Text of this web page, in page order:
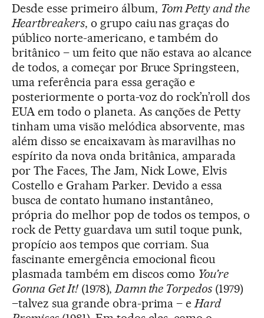
Desde esse primeiro álbum, Tom Petty and the
Heartbreakers, o grupo caiu nas graças do
público norte-americano, e também do
britânico – um feito que não estava ao alcance
de todos, a começar por Bruce Springsteen,
uma referência para essa geração e
posteriormente o porta-voz do rock’n’roll dos
EUA em todo o planeta. As canções de Petty
tinham uma visão melódica absorvente, mas
além disso se encaixavam às maravilhas no
espírito da nova onda britânica, amparada
por The Faces, The Jam, Nick Lowe, Elvis
Costello e Graham Parker. Devido a essa
busca de contato humano instantâneo,
própria do melhor pop de todos os tempos, o
rock de Petty guardava um sutil toque punk,
propício aos tempos que corriam. Sua
fascinante emergência emocional ficou
plasmada também em discos como You’re
Gonna Get It!(1978), Damn the Torpedos (1979)
–talvez sua grande obra-prima – e Hard